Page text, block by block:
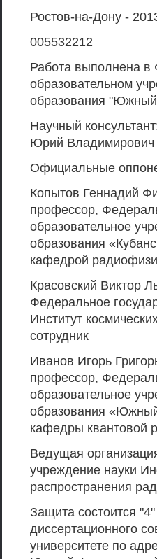
Ростов-на-Дону -
005532212
Работа выполнена в
образовательном
образования
Научный
Юрий Владимирович
Официальные
Копытов Геннадий
профессор,
образовательное
образования
кафедрой
Красовский Виктор
Федеральное
Институт
сотрудник
Иванов Игорь
профессор,
образовательное
образования
кафедры квантовой
Ведущая
учреждение науки
распространения
Защита состоится
диссертационного
университете по